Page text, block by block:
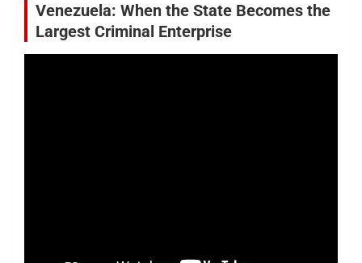
Venezuela: When the State Becomes the
Largest Criminal Enterprise